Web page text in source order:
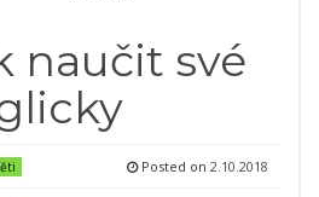
naučit své
Posted on 2.10.2018